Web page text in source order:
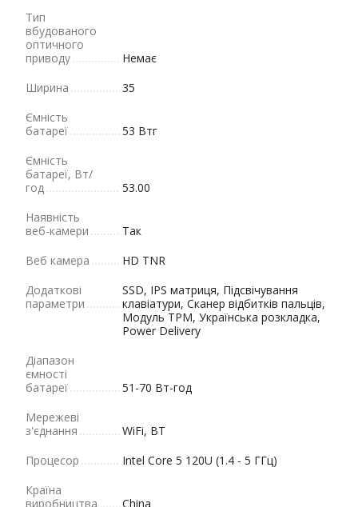
Тип
вбудованого
оптичного
приводу
Немає
Ширина
35
Ємність
батареї
53 Втг
Ємність
батареї, Вт/
год
53.00
Наявність
веб-камери
Так
Веб камера
HD TNR
Додаткові
параметри
SSD, IPS матриця, Підсвічування
клавіатури, Сканер відбитків пальців,
Модуль TPM, Українська розкладка,
Power Delivery
Діапазон
ємності
батареї
51-70 Вт-год
Мережеві
з'єднання
WiFi, BT
Процесор
Intel Core 5 120U (1.4 - 5 ГГц)
Країна
виробництва
China